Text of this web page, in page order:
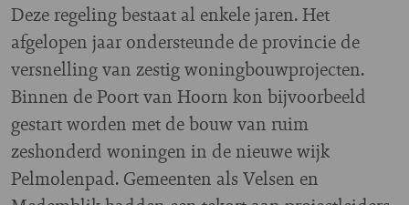
Deze regeling bestaat al enkele jaren. Het
afgelopen jaar ondersteunde de provincie de
versnelling van zestig woningbouwprojecten.
Binnen de Poort van Hoorn kon bijvoorbeeld
gestart worden met de bouw van ruim
zeshonderd woningen in de nieuwe wijk
Pelmolenpad. Gemeenten als Velsen en